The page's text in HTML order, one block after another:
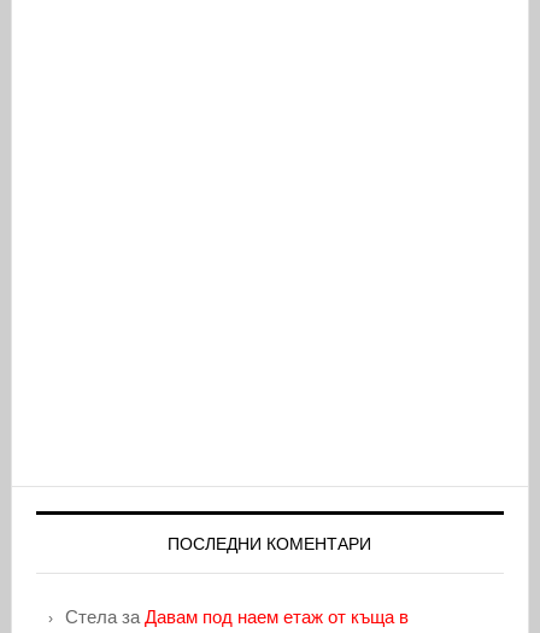
ПОСЛЕДНИ КОМЕНТАРИ
Стелаза Давам под наем етаж от къща в